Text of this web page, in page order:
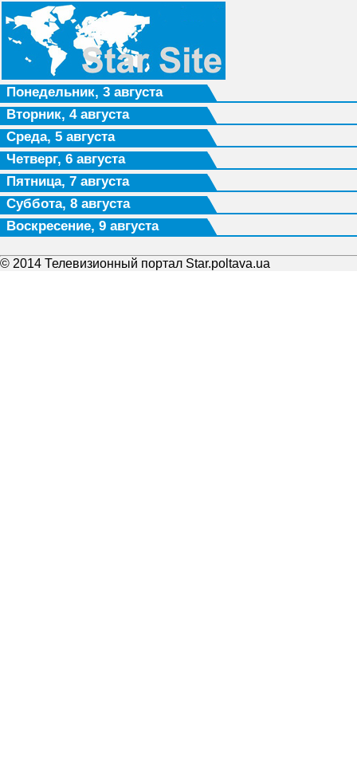
Понедельник, 3 августа
Вторник, 4 августа
Среда, 5 августа
Четверг, 6 августа
Пятница, 7 августа
Суббота, 8 августа
Воскресение, 9 августа
© 2014 Телевизионный портал Star.poltava.ua